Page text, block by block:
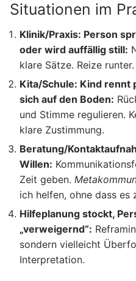
Situationen im
Klinik/Praxis: Person
oder wird auffällig still:
klare Sätze. Reize
Kita/Schule: Kind
sich auf den Boden:
und Stimme regulieren.
klare Zustimmung.
Beratung/
Willen:
Zeit geben.
ich helfen, ohne dass es
Hilfeplanung stockt,
„verweigernd“:
sondern vielleicht
Interpretation.